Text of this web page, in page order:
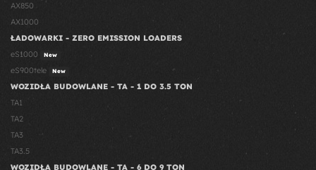
AX850
AX1000
ŁADOWARKI - ZERO EMISSION LOADERS
eS1000
New
eS900tele New
WOZIDŁA BUDOWLANE - TA - 1 DO 3.5 TON
TA1
TA2
TA3
TA3.5
WOZIDŁA BUDOWLANE - TA - 6 DO 9 TON